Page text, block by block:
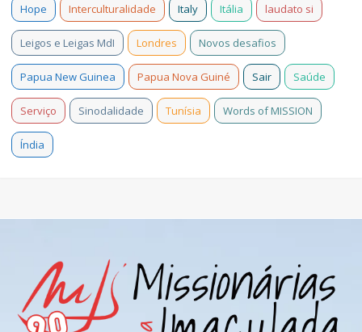
Hope Interculturalidade Italy Itália laudato si
Leigos e Leigas MdI Londres Novos desafios
Papua New Guinea Papua Nova Guiné Sair Saúde
Serviço Sinodalidade Tunísia Words of MISSION
Índia